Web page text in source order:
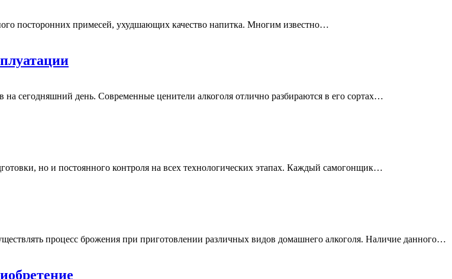
посторонних примесей, ухудшающих качество напитка. Многим известно…
сегодняшний день. Современные ценители алкоголя отлично разбираются в его сортах…
но и постоянного контроля на всех технологических этапах. Каждый самогонщик…
процесс брожения при приготовлении различных видов домашнего алкоголя. Наличие данного…